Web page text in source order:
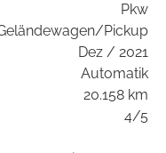
Pkw
Pickup
Dez / 2021
Automatik
20.158 km
4/5